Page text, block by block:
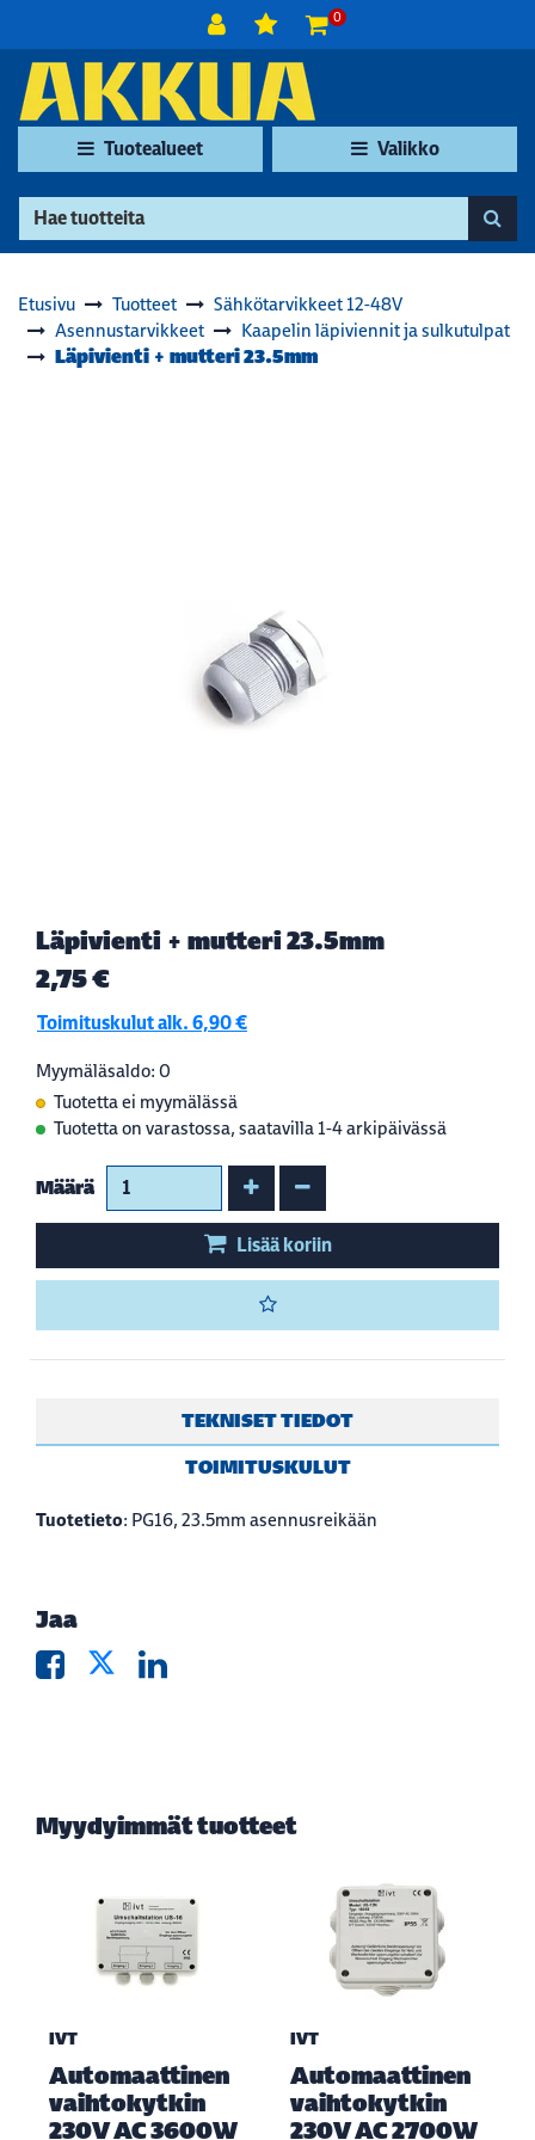
0
Tuotealueet Valikko
Etusivu Tuotteet
Sähkötarvikkeet 12-48V
Asennustarvikkeet
Kaapelin läpiviennit ja sulkutulpat
Läpivienti + mutteri 23.5mm
Läpivienti + mutteri 23.5mm
2,75 €
Toimituskulut alk. 6,90 €
Myymäläsaldo: 0
Tuotetta ei myymälässä
Tuotetta on varastossa, saatavilla 1-4 arkipäivässä
Määrä Kasvata määrää
Vähennä määrää
Lisää koriin
TEKNISET TIEDOT
TOIMITUSKULUT
Tuotetieto: PG16, 23.5mm asennusreikään
Jaa
Myydyimmät tuotteet
IVT
Automaattinen
vaihtokytkin
230V AC 3600W
IVT
Automaattinen
vaihtokytkin
230V AC 2700W